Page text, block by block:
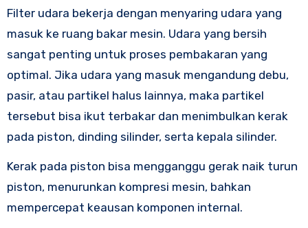
Filter udara bekerja dengan menyaring udara yang
masuk ke ruang bakar mesin. Udara yang bersih
sangat penting untuk proses pembakaran yang
optimal. Jika udara yang masuk mengandung debu,
pasir, atau partikel halus lainnya, maka partikel
tersebut bisa ikut terbakar dan menimbulkan kerak
pada piston, dinding silinder, serta kepala silinder.
Kerak pada piston bisa mengganggu gerak naik turun
piston, menurunkan kompresi mesin, bahkan
mempercepat keausan komponen internal.